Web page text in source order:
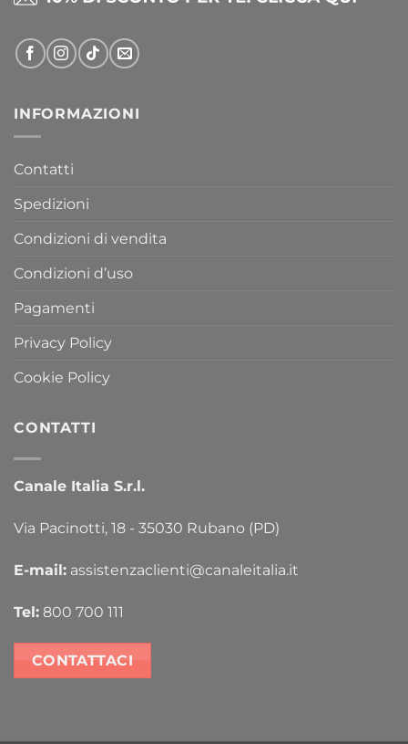
INFORMAZIONI
Contatti
Spedizioni
Condizioni di vendita
Condizioni d’uso
Pagamenti
Privacy Policy
Cookie Policy
CONTATTI
Canale Italia S.r.l.
Via Pacinotti, 18 - 35030 Rubano (PD)
E-mail: assistenzaclienti@canaleitalia.it
Tel: 800 700 111
CONTATTACI